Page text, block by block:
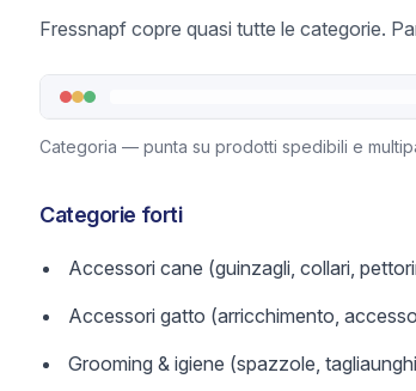
Fressnapf copre quasi tutte le categorie.
Categoria — punta su prodotti spedibili e
Categorie forti
Accessori cane (guinzagli, collari,
Accessori gatto (arricchimento,
Grooming & igiene (spazzole,